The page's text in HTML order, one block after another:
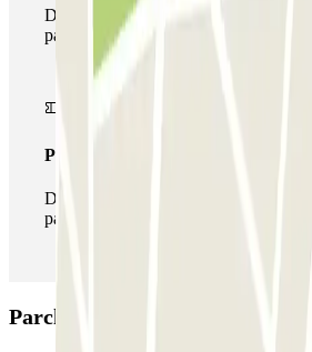
Durante il tuo soggiorno potrai
parcheggi disponibili su Parclick.
Pass illlimitato
Durante il tuo soggiorno potrai entrare
parcheggio tutte le volte che vorrai.
Parcheggio Q-Park Colibri La